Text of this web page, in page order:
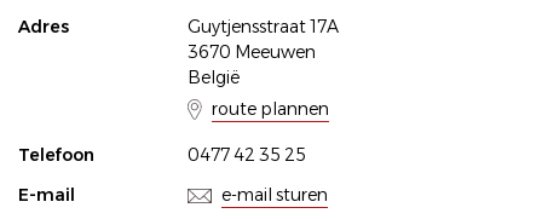
Adres
Guytjensstraat 17A
3670 Meeuwen
België
route plannen
Telefoon
0477 42 35 25
E-mail
e-mail sturen